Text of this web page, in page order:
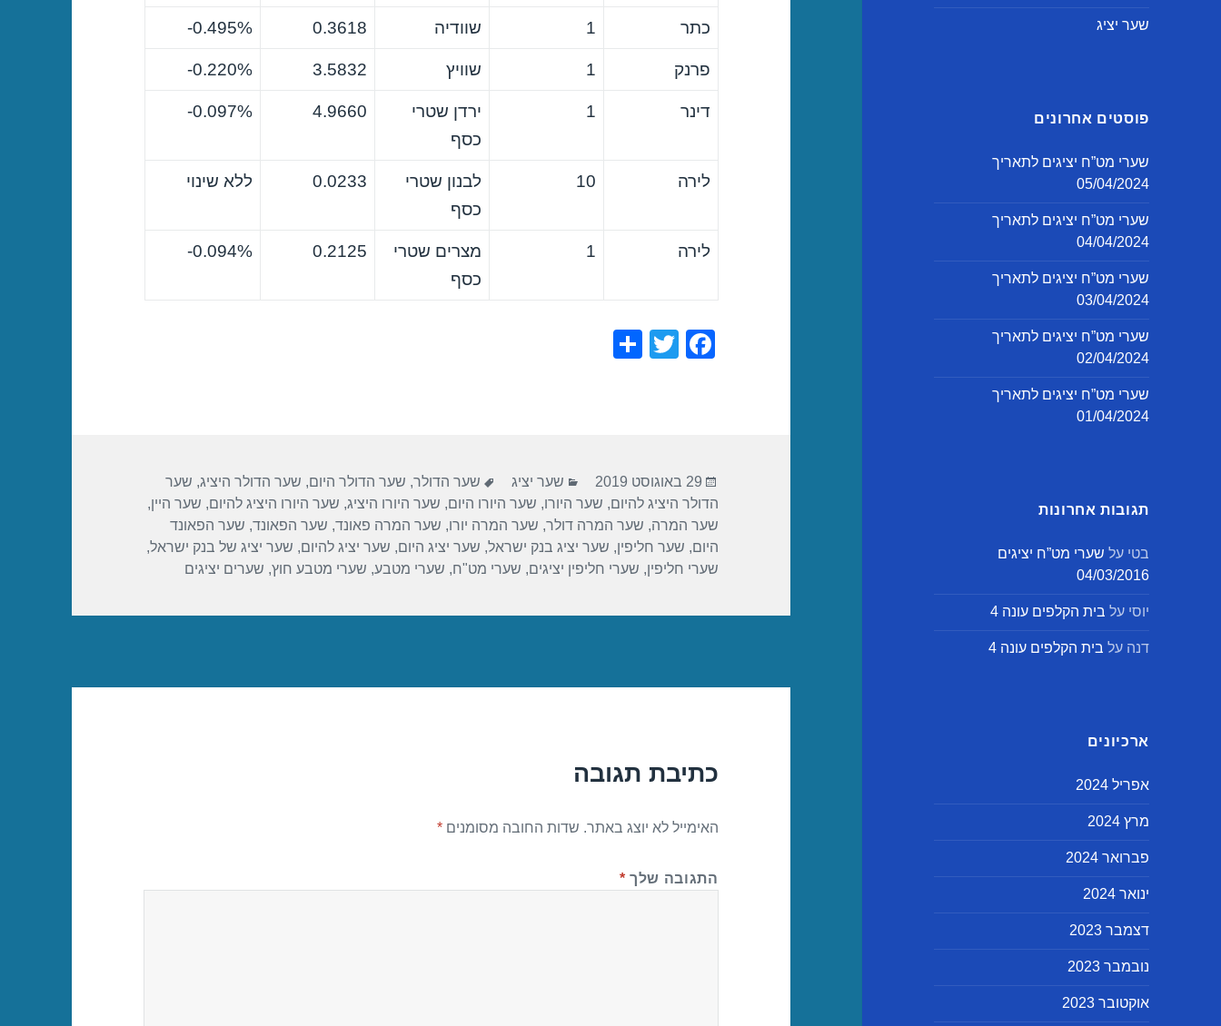
שער יציג
פוסטים אחרונים
שערי מט”ח יציגים לתאריך
05/04/2024
שערי מט”ח יציגים לתאריך
04/04/2024
שערי מט”ח יציגים לתאריך
03/04/2024
שערי מט”ח יציגים לתאריך
02/04/2024
שערי מט”ח יציגים לתאריך
01/04/2024
תגובות אחרונות
בטי על שערי מט”ח יציגים
04/03/2016
יוסי על בית הקלפים עונה 4
דנה על בית הקלפים עונה 4
ארכיונים
אפריל 2024
מרץ 2024
פברואר 2024
ינואר 2024
דצמבר 2023
נובמבר 2023
אוקטובר 2023
כתר 1 שוודיה 0.3618
0.495%-
פרנק 1 שוויץ 3.5832
0.220%-
דינר 1
ירדן שטרי
כסף
4.9660
0.097%-
לירה 10
לבנון שטרי
כסף
0.0233 ללא שינוי
לירה 1
מצרים שטרי
כסף
0.2125
0.094%-
F
o
o
k
T
פורסם
בתאריך
29 באוגוסט 2019 קטגוריות
שער יציג תגיות
שער הדולר, שער הדולר היום, שער הדולר היציג, שער
הדולר היציג להיום, שער היורו, שער היורו היום, שער היורו היציג, שער היורו היציג להיום, שער היין,
שער המרה, שער המרה דולר, שער המרה יורו, שער המרה פאונד, שער הפאונד, שער הפאונד
היום, שער חליפין, שער יציג בנק ישראל, שער יציג היום, שער יציג להיום, שער יציג של בנק ישראל,
שערי חליפין, שערי חליפין יציגים, שערי מט"ח, שערי מטבע, שערי מטבע חוץ, שערים יציגים
כתיבת תגובה
האימייל לא יוצג באתר. שדות החובה מסומנים*
התגובה שלך *